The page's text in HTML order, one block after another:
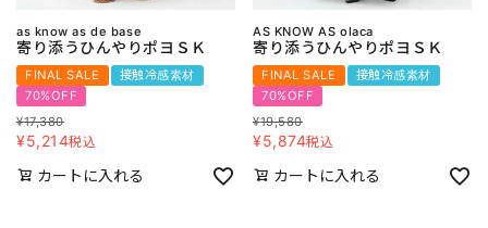
as know as de base
寄り添うひんやりポヨＳＫ
FINAL SALE
接触冷感素材
70%OFF
¥17,380
¥5,214税込
カートに入れる
AS KNOW AS olaca
寄り添うひんやりポヨＳＫ
FINAL SALE
接触冷感素材
70%OFF
¥19,580
¥5,874税込
カートに入れる